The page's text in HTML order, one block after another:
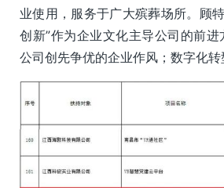
业使用，服务于广大殡葬场所。顾
创新”作为企业文化主导公司的前进
公司创先争优的企业作风；数字化转